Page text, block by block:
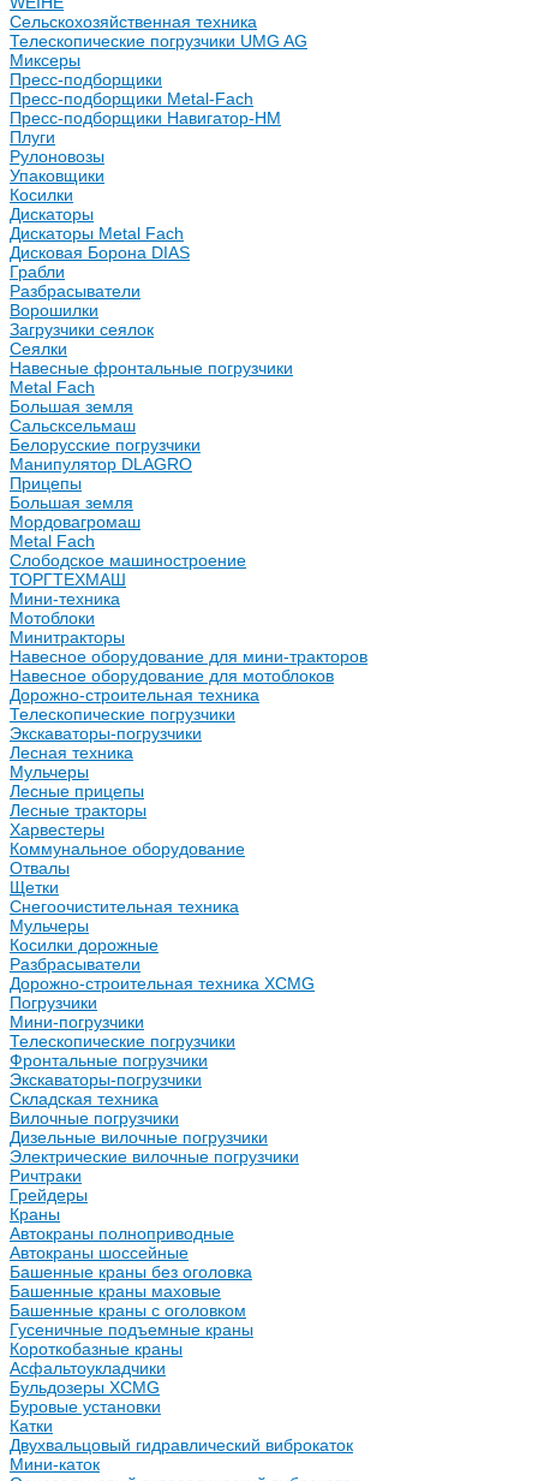
Сельскохозяйственная техника
Телескопические погрузчики UMG AG
Миксеры
Пресс-подборщики
Пресс-подборщики Metal-Fach
Пресс-подборщики Навигатор-НМ
Плуги
Рулоновозы
Упаковщики
Косилки
Дискаторы
Дискаторы Metal Fach
Дисковая Борона DIAS
Грабли
Разбрасыватели
Ворошилки
Загрузчики сеялок
Сеялки
Навесные фронтальные погрузчики
Metal Fach
Большая земля
Сальсксельмаш
Белорусские погрузчики
Манипулятор DLAGRO
Прицепы
Большая земля
Мордовагромаш
Metal Fach
Слободское машиностроение
ТОРГТЕХМАШ
Мини-техника
Мотоблоки
Минитракторы
Навесное оборудование для мини-тракторов
Навесное оборудование для мотоблоков
Дорожно-строительная техника
Телескопические погрузчики
Экскаваторы-погрузчики
Лесная техника
Мульчеры
Лесные прицепы
Лесные тракторы
Харвестеры
Коммунальное оборудование
Отвалы
Щетки
Снегоочистительная техника
Мульчеры
Косилки дорожные
Разбрасыватели
Дорожно-строительная техника XCMG
Погрузчики
Мини-погрузчики
Телескопические погрузчики
Фронтальные погрузчики
Экскаваторы-погрузчики
Складская техника
Вилочные погрузчики
Дизельные вилочные погрузчики
Электрические вилочные погрузчики
Ричтраки
Грейдеры
Краны
Автокраны полноприводные
Автокраны шоссейные
Башенные краны без оголовка
Башенные краны маховые
Башенные краны с оголовком
Гусеничные подъемные краны
Короткобазные краны
Асфальтоукладчики
Бульдозеры XCMG
Буровые установки
Катки
Двухвальцовый гидравлический виброкаток
Мини-каток